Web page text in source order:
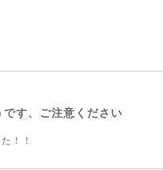
掃
す、ご注意ください
！！